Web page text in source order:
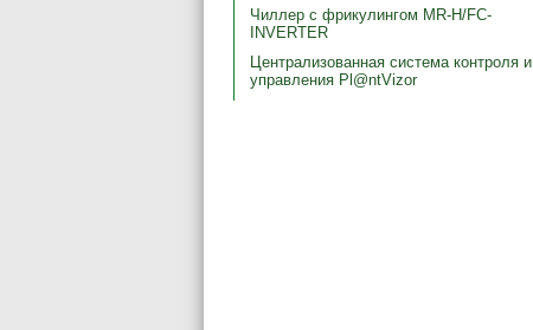
Чиллер с фрикулингом MR-H/FC-
INVERTER
Централизованная система контроля и
управления Pl@ntVizor